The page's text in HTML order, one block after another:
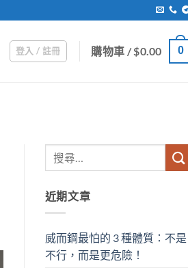
登入 / 註冊 購物車 /$0.00 0
近期文章
威而鋼最怕的 3 種體質：不是
不行，而是更危險！